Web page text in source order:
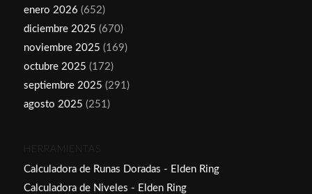
enero 2026 (652)
diciembre 2025 (670)
noviembre 2025 (169)
octubre 2025 (172)
septiembre 2025 (291)
agosto 2025 (251)
HERRAMIENTAS
Calculadora de Runas Doradas - Elden Ring
Calculadora de Niveles - Elden Ring